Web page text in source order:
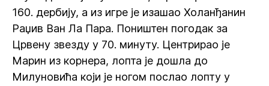
160. дербију, а из игре је изашао Холанђанин
Раџив Ван Ла Пара. Поништен погодак за
Црвену звезду у 70. минуту. Центрирао је
Марин из корнера, лопта је дошла до
Милуновића који је ногом послао лопту у